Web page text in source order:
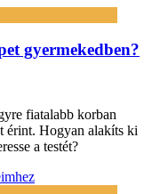
gyermekedben?
fiatalabb korban
érint. Hogyan alakíts ki
a testét?